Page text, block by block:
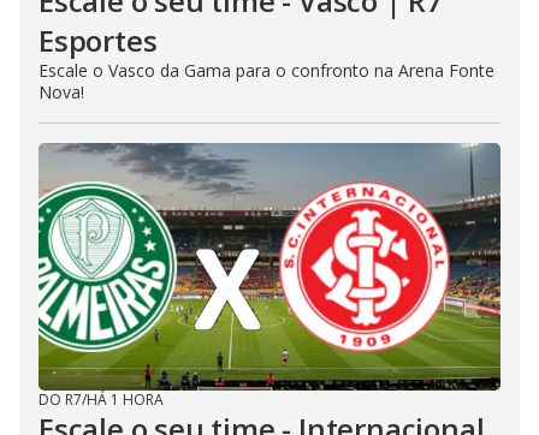
Esportes
Escale o Vasco da Gama para o confronto na Arena Fonte
Nova!
DO R7/HÁ 1 HORA